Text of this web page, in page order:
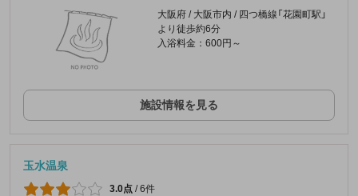
大阪府 / 大阪市内 / 四つ橋線「花園町駅」
より徒歩約6分
入浴料金：600円～
施設情報を見る
玉水温泉
3.0点 /6件